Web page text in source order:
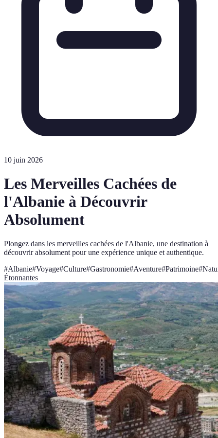
10 juin 2026
Les Merveilles Cachées de
l'Albanie à Découvrir
Absolument
Plongez dans les merveilles cachées de l'Albanie, une destination à
découvrir absolument pour une expérience unique et authentique.
#Albanie#Voyage#Culture#Gastronomie#Aventure#Patrimoine#
Étonnantes